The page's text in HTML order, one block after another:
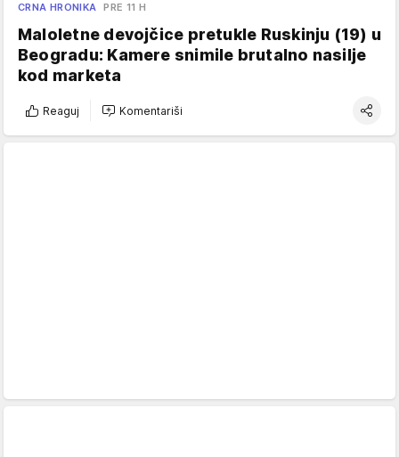
CRNA HRONIKA PRE 11 H
Maloletne devojčice pretukle Ruskinju (19) u
Beogradu: Kamere snimile brutalno nasilje
kod marketa
Reaguj Komentariši